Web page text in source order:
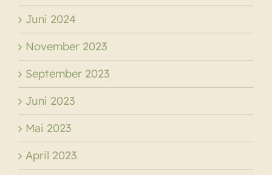
Juni 2024
November 2023
September 2023
Juni 2023
Mai 2023
April 2023